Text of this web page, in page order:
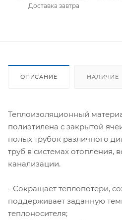
Доставка завтра
ОПИСАНИЕ НАЛИЧИЕ
Теплоизоляционный
полиэтилена с закрытой
полых трубок различного
труб в системах отопления,
канализации.
- Сокращает теплопотери,
поддерживает заданную
теплоносителя;